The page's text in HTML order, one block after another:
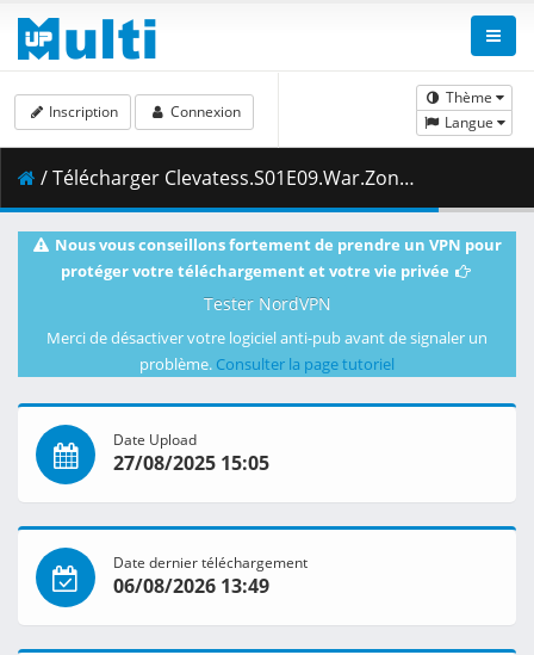
Thème
Langue
Inscription Connexion
/ Télécharger Clevatess.S01E09.War.Zone.Hiderat.1080p.CR.WEB-DL.DUAL.AAC2.0.H.264-VARYG.mkv.003 ( 475.01 MB )
Nous vous conseillons fortement de prendre un VPN pour
protéger votre téléchargement et votre vie privée
Tester NordVPN
Merci de désactiver votre logiciel anti-pub avant de signaler un
problème. Consulter la page tutoriel
Date Upload
27/08/2025 15:05
Date dernier téléchargement
06/08/2026 13:49